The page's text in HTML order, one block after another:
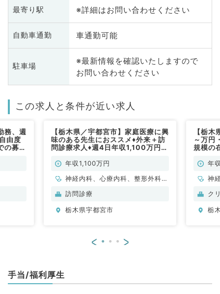
最寄り駅 ※詳細はお問い合わせください
自動車通勤 車通勤可能
駐車場
※最新情報を確認いたしますので
お問い合わせください
この求人と条件が近い求人
務、週
由度
の募集
【栃木県／宇都宮市】家庭医療に興
味のある先生におススメ♦外来＋訪
問診療求人♦週4日年収1,100万円～
常勤）年収1,100万円
神経内科、心療内科、整形外科、
形成外科、美容外科、脳神経外
小児外科、泌尿器科、一般内科、
科、老年内科、外科系全般、一般
訪問診療
栃木県宇都宮市
【栃
～万円
規模の
年
神
科
ク
栃
< >
手当/福利厚生